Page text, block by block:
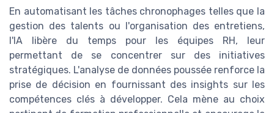
En automatisant les tâches chronophages telles que la
gestion des talents ou l'organisation des entretiens,
l'IA libère du temps pour les équipes RH, leur
permettant de se concentrer sur des initiatives
stratégiques. L'analyse de données poussée renforce la
prise de décision en fournissant des insights sur les
compétences clés à développer. Cela mène au choix